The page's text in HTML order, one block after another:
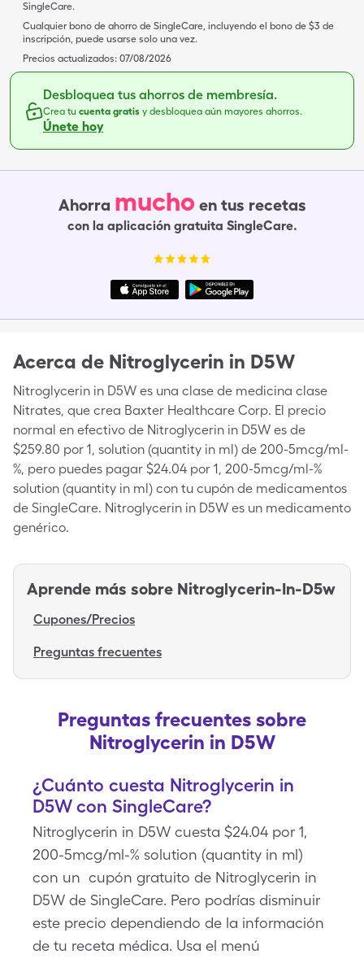
SingleCare.
Cualquier bono de ahorro de SingleCare, incluyendo el bono de $3 de
inscripción, puede usarse solo una vez.
Precios actualizados: 07/08/2026
Desbloquea tus ahorros de membresía.
Crea tu cuenta gratis y desbloquea aún mayores ahorros.
Únete hoy
Ahorra mucho en tus recetas
con la aplicación gratuita SingleCare.
Acerca de Nitroglycerin in D5W
Nitroglycerin in D5W es una clase de medicina clase
Nitrates, que crea Baxter Healthcare Corp. El precio
normal en efectivo de Nitroglycerin in D5W es de
$259.80 por 1, solution (quantity in ml) de 200-5mcg/ml-
%, pero puedes pagar $24.04 por 1, 200-5mcg/ml-%
solution (quantity in ml) con tu cupón de medicamentos
de SingleCare. Nitroglycerin in D5W es un medicamento
genérico.
Aprende más sobre Nitroglycerin-In-D5w
Cupones/Precios
Preguntas frecuentes
Preguntas frecuentes sobre
Nitroglycerin in D5W
¿Cuánto cuesta Nitroglycerin in
D5W con SingleCare?
Nitroglycerin in D5W cuesta $24.04 por 1,
200-5mcg/ml-% solution (quantity in ml)
con un cupón gratuito de Nitroglycerin in
D5W de SingleCare. Pero podrías disminuir
este precio dependiendo de la información
de tu receta médica. Usa el menú